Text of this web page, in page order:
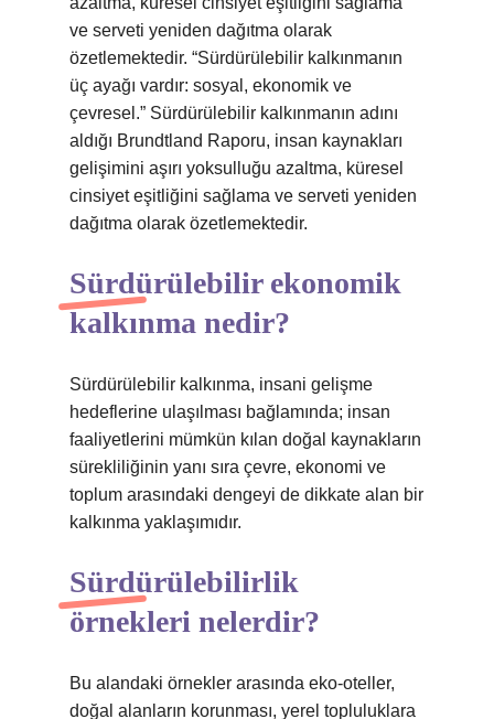
ve serveti yeniden dağıtma olarak
özetlemektedir. “Sürdürülebilir kalkınmanın
üç ayağı vardır: sosyal, ekonomik ve
çevresel.” Sürdürülebilir kalkınmanın adını
aldığı Brundtland Raporu, insan kaynakları
gelişimini aşırı yoksulluğu azaltma, küresel
cinsiyet eşitliğini sağlama ve serveti yeniden
dağıtma olarak özetlemektedir.
Sürdürülebilir ekonomik
kalkınma nedir?
Sürdürülebilir kalkınma, insani gelişme
hedeflerine ulaşılması bağlamında; insan
faaliyetlerini mümkün kılan doğal kaynakların
sürekliliğinin yanı sıra çevre, ekonomi ve
toplum arasındaki dengeyi de dikkate alan bir
kalkınma yaklaşımıdır.
Sürdürülebilirlik
örnekleri nelerdir?
Bu alandaki örnekler arasında eko-oteller,
doğal alanların korunması, yerel topluluklara